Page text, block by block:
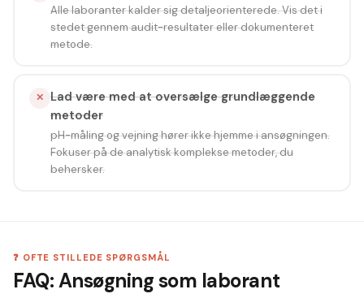
Alle laboranter kalder sig detaljeorienterede. Vis det i
stedet gennem audit-resultater eller dokumenteret
metode.
✕ Lad være med at oversælge grundlæggende
metoder
pH-måling og vejning hører ikke hjemme i ansøgningen.
Fokuser på de analytisk komplekse metoder, du
behersker.
❓ OFTE STILLEDE SPØRGSMÅL
FAQ: Ansøgning som laborant